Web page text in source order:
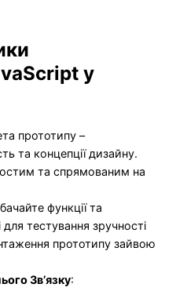
у
прототипу –
та концепції дизайну.
та спрямованим на
функції та
для тестування зручності
прототипу зайвою
Зв’язку: